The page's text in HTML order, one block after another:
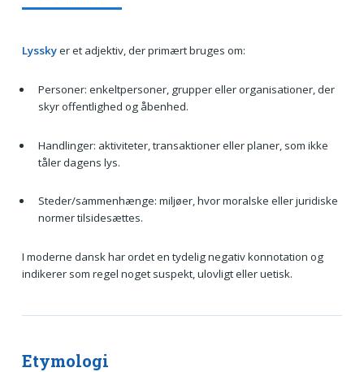
Lysskyer et adjektiv, der primært bruges om:
Personer: enkeltpersoner, grupper eller organisationer, der
skyr offentlighed og åbenhed.
Handlinger: aktiviteter, transaktioner eller planer, som ikke
tåler dagens lys.
Steder/sammenhænge: miljøer, hvor moralske eller juridiske
normer tilsidesættes.
I moderne dansk har ordet en tydelig negativ konnotation og
indikerer som regel noget suspekt, ulovligt eller uetisk.
Etymologi